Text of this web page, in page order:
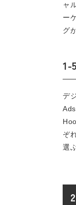
ャ
ー
グ
1-
デ
ぞ
選